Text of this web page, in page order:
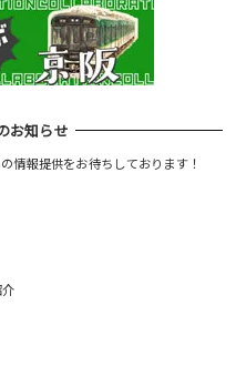
お知らせ
情報提供をお待ちしております！